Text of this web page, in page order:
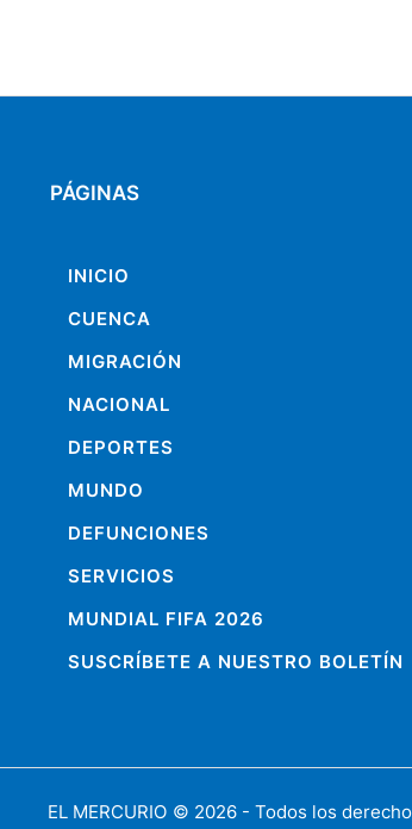
PÁGINAS
INICIO
CUENCA
MIGRACIÓN
NACIONAL
DEPORTES
MUNDO
DEFUNCIONES
SERVICIOS
MUNDIAL FIFA 2026
SUSCRÍBETE A NUESTRO BOLETÍN
EL MERCURIO © 2026 - Todos los